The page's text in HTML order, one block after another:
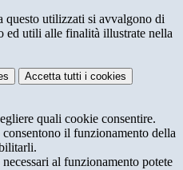
questo utilizzati si avvalgono di
ed utili alle finalità illustrate nella
Accetta tutti i cookies
quali cookie consentire.
il funzionamento della
al funzionamento potete